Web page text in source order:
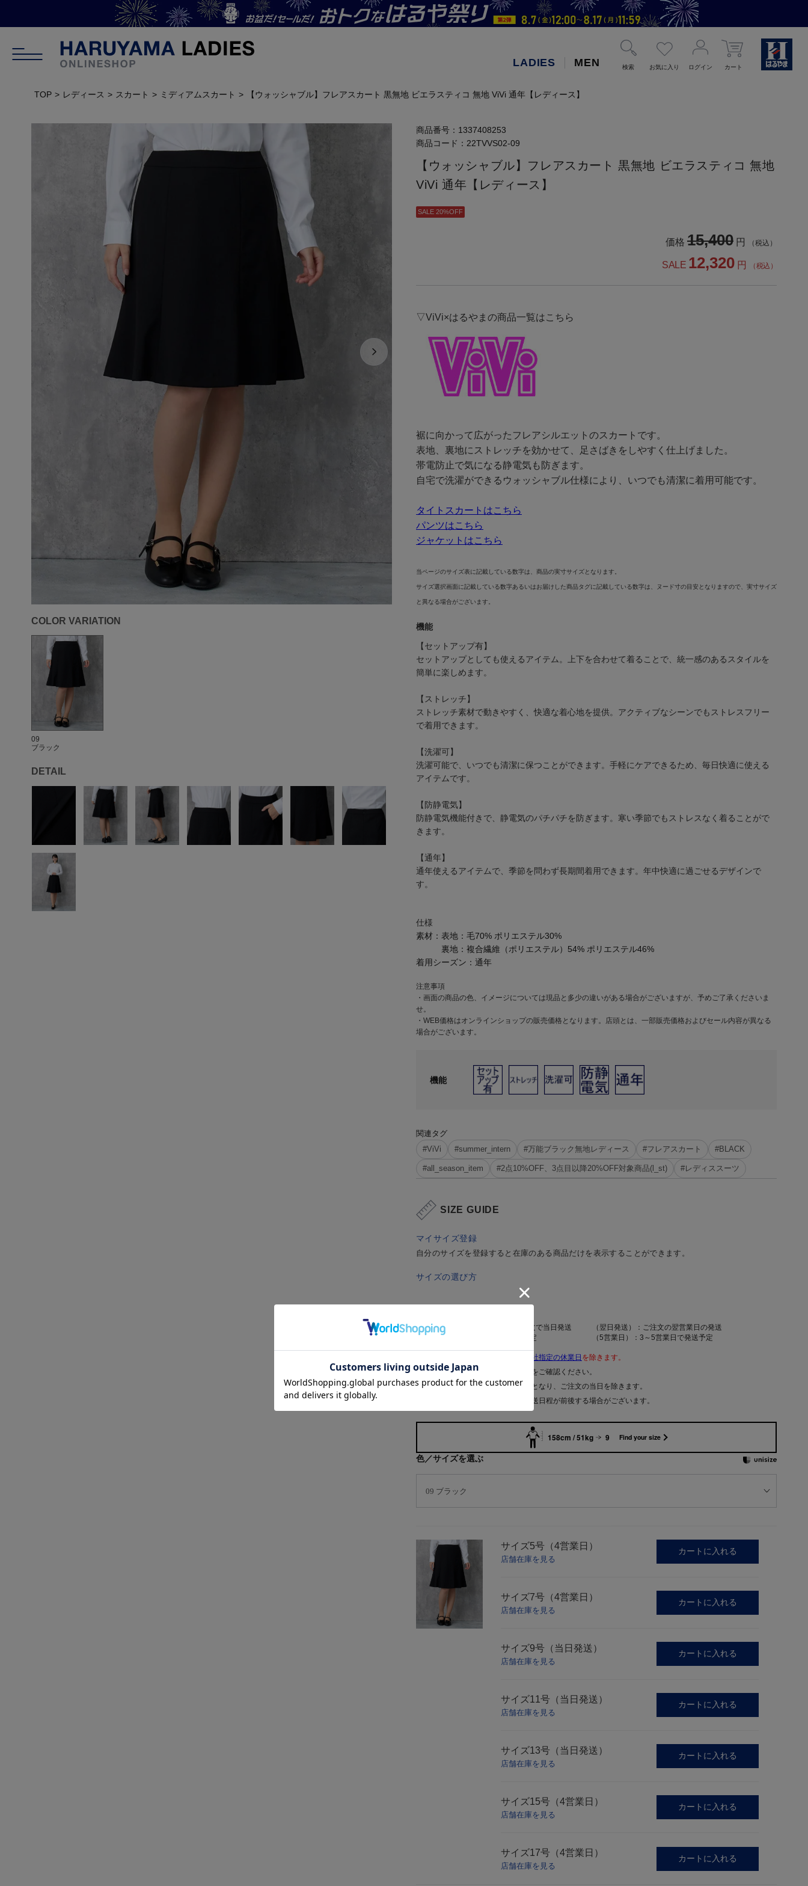
LADIES MEN 検索 お気に入り ログイン カート
TOP レディース スカート ミディアムスカート 【ウォッシャブル】フレアスカート 黒無地 ビエラスティコ 無地 ViVi 通年【レディース】
COLOR VARIATION
09
ブラック
DETAIL
商品番号： 1337408253
商品コード： 22TVVS02-09
【ウォッシャブル】フレアスカート 黒無地 ビエラスティコ 無地
ViVi 通年【レディース】
SALE 20%OFF
価格 15,400 円 （税込）
SALE 12,320 円 （税込）
▽ViVi×はるやまの商品一覧はこちら
裾に向かって広がったフレアシルエットのスカートです。
表地、裏地にストレッチを効かせて、足さばきをしやすく仕上げました。
帯電防止で気になる静電気も防ぎます。
自宅で洗濯ができるウォッシャブル仕様により、いつでも清潔に着用可能です。
タイトスカートはこちら
パンツはこちら
ジャケットはこちら
当ページのサイズ表に記載している数字は、商品の実寸サイズとなります。
サイズ選択画面に記載している数字あるいはお届けした商品タグに記載している数字は、ヌード寸の目安となりますので、実寸サイズ
と異なる場合がございます。
機能
【セットアップ有】
セットアップとしても使えるアイテム。上下を合わせて着ることで、統一感のあるスタイルを
簡単に楽しめます。
【ストレッチ】
ストレッチ素材で動きやすく、快適な着心地を提供。アクティブなシーンでもストレスフリー
で着用できます。
【洗濯可】
洗濯可能で、いつでも清潔に保つことができます。手軽にケアできるため、毎日快適に使える
アイテムです。
【防静電気】
防静電気機能付きで、静電気のパチパチを防ぎます。寒い季節でもストレスなく着ることがで
きます。
【通年】
通年使えるアイテムで、季節を問わず長期間着用できます。年中快適に過ごせるデザインで
す。
仕様
素材： 表地：毛70% ポリエステル30%
裏地：複合繊維（ポリエステル）54% ポリエステル46%
着用シーズン： 通年
注意事項
・画面の商品の色、イメージについては現品と多少の違いがある場合がございますが、予めご了承くださいま
せ。
・WEB価格はオンラインショップの販売価格となります。店頭とは、一部販売価格およびセール内容が異なる
場合がございます。
機能
関連タグ
#ViVi
#summer_intern #万能ブラック無地レディース #フレアスカート #BLACK
#all_season_item #2点10%OFF、3点目以降20%OFF対象商品(l_st) #レディススーツ
SIZE GUIDE
マイサイズ登録
自分のサイズを登録すると在庫のある商品だけを表示することができます。
サイズの選び方
（当日発送）：午前9時までのご注文で当日発送
（翌日発送）：ご注文の翌営業日の発送
（4営業日）：2～4営業日で発送予定
（5営業日）：3～5営業日で発送予定
弊社指定の休業日 を除きます。
※当日発送に関するご注意は
をご確認ください。
※「営業日」は土日祝日を除く平日となり、ご注文の当日を除きます。
※運送会社の都合により予告無く発送日程が前後する場合がございます。
158cm / 51kg 9 Find your size
色／サイズを選ぶ
サイズ5号（4営業日）
店舗在庫を見る
カートに入れる
サイズ7号（4営業日）
店舗在庫を見る
カートに入れる
サイズ9号（当日発送）
店舗在庫を見る
カートに入れる
サイズ11号（当日発送）
店舗在庫を見る
カートに入れる
サイズ13号（当日発送）
店舗在庫を見る
カートに入れる
サイズ15号（4営業日）
店舗在庫を見る
カートに入れる
サイズ17号（4営業日）
店舗在庫を見る
カートに入れる